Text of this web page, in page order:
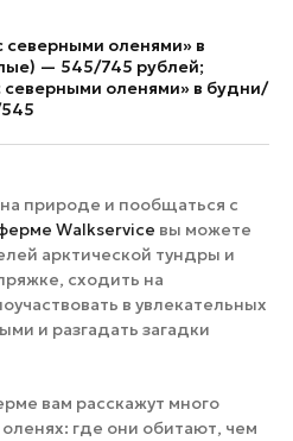
северными оленями» в
— 545/745 рублей;
северными оленями» в будни/
природе и пообщаться с
Walkservice вы можете
арктической тундры и
сходить на
в увлекательных
и разгадать загадки
вам расскажут много
где они обитают, чем